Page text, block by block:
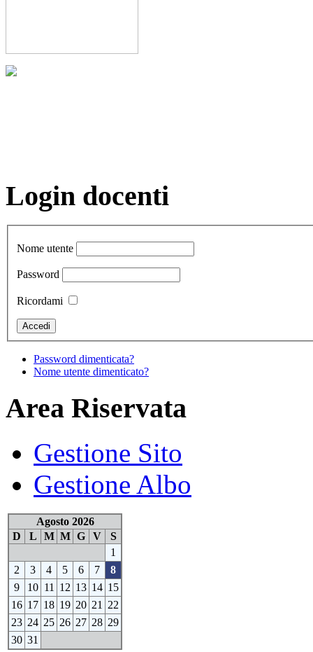
Login docenti
Nome utente
Password
Ricordami
Password dimenticata?
Nome utente dimenticato?
Area Riservata
Gestione Sito
Gestione Albo
Agosto 2026
D
L M M G V
S
1
2
3 4 5 6 7
8
9
10 11 12 13 14 15
16 17 18 19 20 21 22
23 24 25 26 27 28 29
30 31